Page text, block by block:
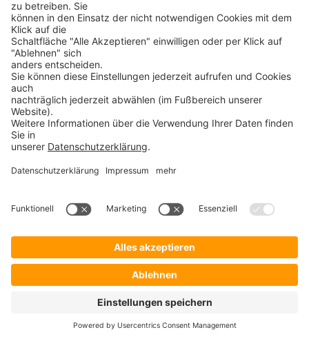
oder eine Soundkarte.
Verwandte Begriffe:
XYZ
Synonyme:
XYZ